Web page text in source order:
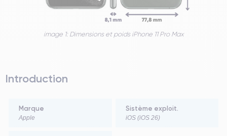
image 1: Dimensions et poids iPhone 11 Pro Max
Introduction
Marque
Apple
Sistème exploit.
iOS (iOS 26)